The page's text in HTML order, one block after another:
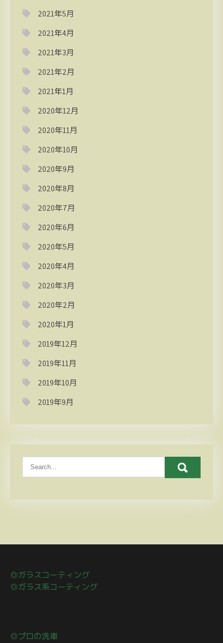
2021年5月
2021年4月
2021年3月
2021年2月
2021年1月
2020年12月
2020年11月
2020年10月
2020年9月
2020年8月
2020年7月
2020年6月
2020年5月
2020年4月
2020年3月
2020年2月
2020年1月
2019年12月
2019年11月
2019年10月
2019年9月
◎ガラスコーティング
◎ガラス系コーティング
◎プロの洗車